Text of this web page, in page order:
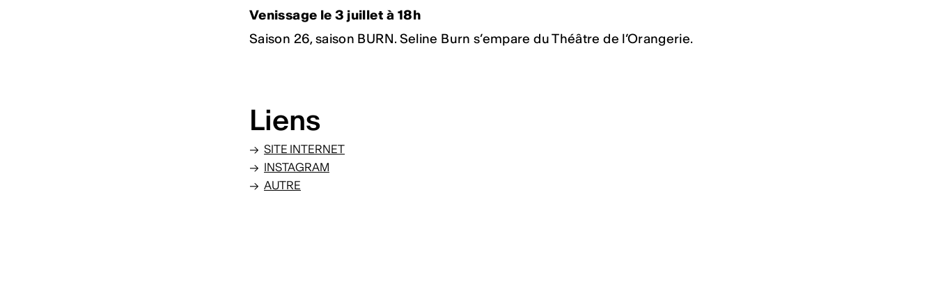
Venissage le 3 juillet à 18h
Saison 26, saison BURN. Seline Burn s’empare du Théâtre de l’Orangerie.
Liens
SITE INTERNET
INSTAGRAM
AUTRE